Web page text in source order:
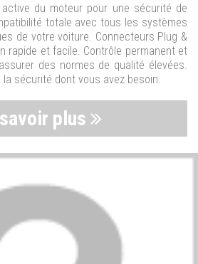
du moteur pour une sécurité de
totale avec tous les systèmes
de votre voiture. Connecteurs Plug &
rapide et facile. Contrôle permanent et
des normes de qualité élevées.
sécurité dont vous avez besoin.
plus